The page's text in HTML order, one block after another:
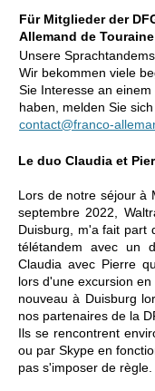
Für Mitglieder der
Allemand de Touraine
Unsere
Wir bekommen viele
Sie Interesse an
haben, melden Sie
contact@franco-
Le duo Claudia et
Lors de notre séjour à
septembre 2022,
Duisburg, m'a fait part
télétandem avec un
Claudia avec Pierre
lors d'une excursion
nouveau à Duisburg
nos partenaires de la
Ils se rencontrent
ou par Skype en
pas s'imposer de règle.